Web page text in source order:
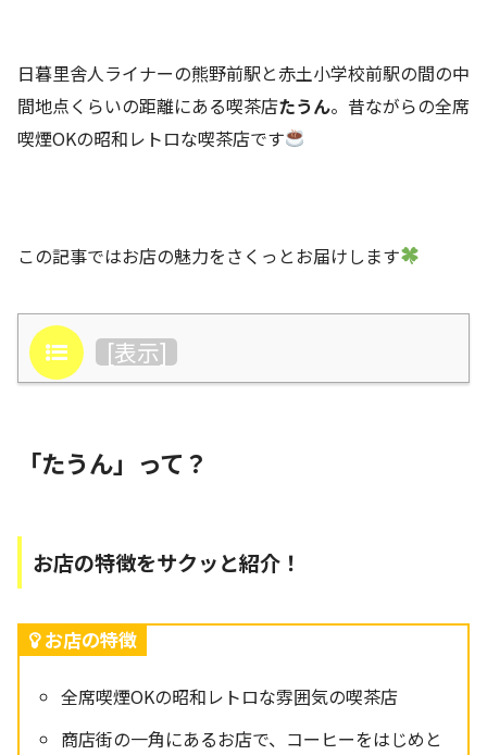
日暮里舎人ライナーの熊野前駅と赤土小学校前駅の間の中
間地点くらいの距離にある喫茶店たうん。昔ながらの全席
喫煙OKの昭和レトロな喫茶店です
この記事ではお店の魅力をさくっとお届けします
目次 [表示]
「たうん」って？
お店の特徴をサクッと紹介！
お店の特徴
全席喫煙OKの昭和レトロな雰囲気の喫茶店
商店街の一角にあるお店で、コーヒーをはじめと